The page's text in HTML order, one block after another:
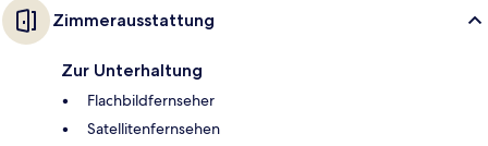
Zimmerausstattung
Zur Unterhaltung
Flachbildfernseher
Satellitenfernsehen